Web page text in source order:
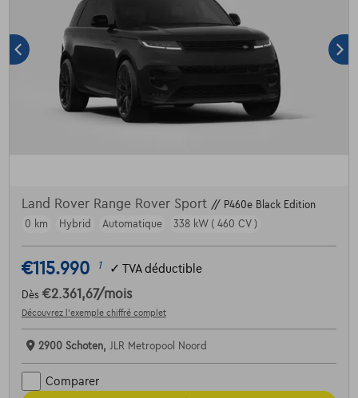
Land Rover Range Rover Sport // P460e Black Edition
0 km
Hybrid Automatique 338 kW ( 460 CV )
€115.990 1 ✓ TVA déductible
Dès €2.361,67/mois
Découvrez l’exemple chiffré complet
2900 Schoten, JLR Metropool Noord
Comparer